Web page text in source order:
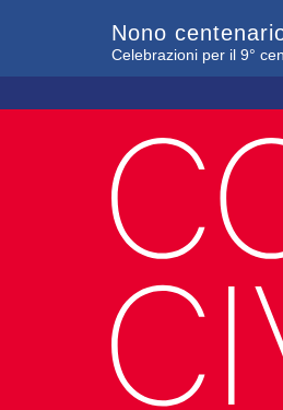
Nono
Celebrazioni per il 9°